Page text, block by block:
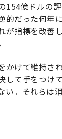
154億ドルの
的だった何年
が指標を改善
かけて維持さ
して手をつけ
い。それらは